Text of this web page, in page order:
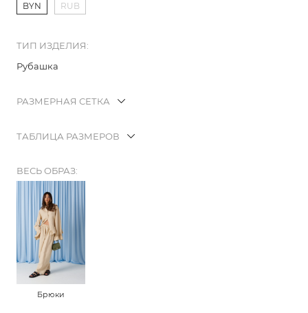
BYN RUB
ТИП ИЗДЕЛИЯ:
Рубашка
РАЗМЕРНАЯ СЕТКА
ТАБЛИЦА РАЗМЕРОВ
ВЕСЬ ОБРАЗ:
Брюки